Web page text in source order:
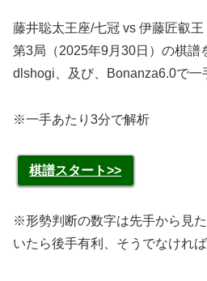
藤井聡太王座/七冠 vs 伊藤匠叡
第3局（2025年9月30日）の棋譜
dlshogi、及び、Bonanza6.0で一
※一手あたり3分で解析
棋譜スタート>>
※形勢判断の数字は先手から見
いたら後手有利、そうでなければ